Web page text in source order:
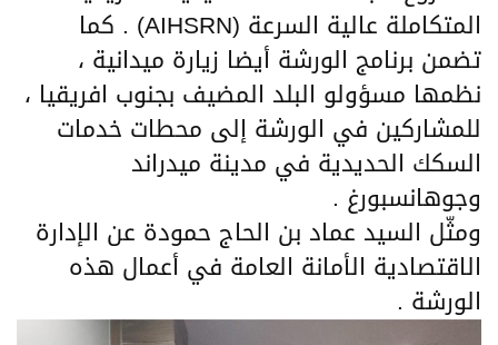
المتكاملة عالية السرعة (AIHSRN) . كما
تضمن برنامج الورشة أيضا زيارة ميدانية ،
نظمها مسؤولو البلد المضيف بجنوب افريقيا ،
للمشاركين في الورشة إلى محطات خدمات
السكك الحديدية في مدينة ميدراند
وجوهانسبورغ .
ومثّل السيد عماد بن الحاج حمودة عن الإدارة
الاقتصادية الأمانة العامة في أعمال هذه
الورشة .